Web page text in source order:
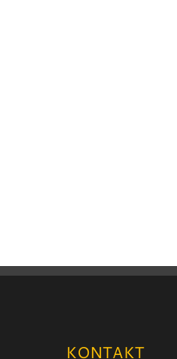
KONTAKT